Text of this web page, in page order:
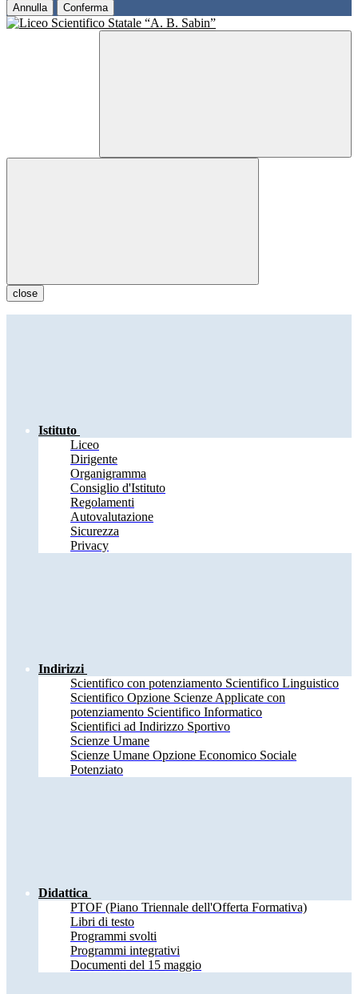
Annulla Conferma
close
Istituto
Liceo
Dirigente
Organigramma
Consiglio d'Istituto
Regolamenti
Autovalutazione
Sicurezza
Privacy
Indirizzi
Scientifico con potenziamento Scientifico Linguistico
Scientifico Opzione Scienze Applicate con
potenziamento Scientifico Informatico
Scientifici ad Indirizzo Sportivo
Scienze Umane
Scienze Umane Opzione Economico Sociale
Potenziato
Didattica
PTOF (Piano Triennale dell'Offerta Formativa)
Libri di testo
Programmi svolti
Programmi integrativi
Documenti del 15 maggio